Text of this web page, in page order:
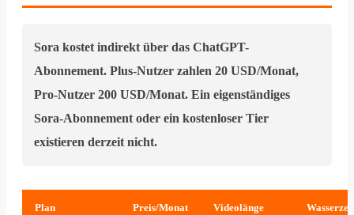
Sora kostet indirekt über das ChatGPT-
Abonnement. Plus-Nutzer zahlen 20 USD/Monat,
Pro-Nutzer 200 USD/Monat. Ein eigenständiges
Sora-Abonnement oder ein kostenloser Tier
existieren derzeit nicht.
Plan Preis/Monat Videolänge